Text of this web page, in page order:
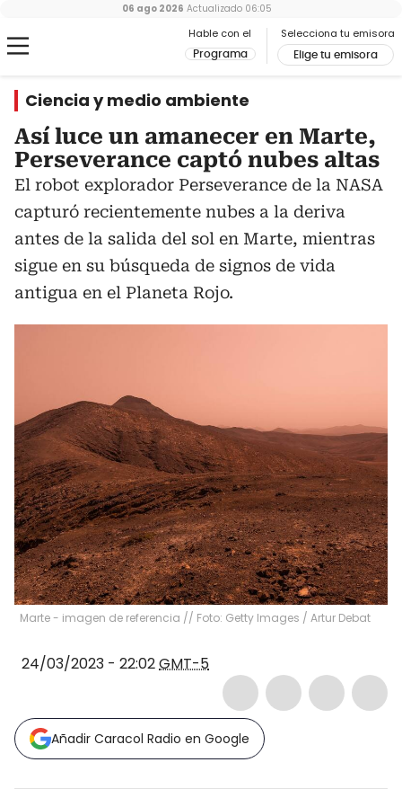
Hable con el
Programa
Selecciona tu emisora
Elige tu emisora
06 ago 2026 Actualizado 06:05
Ciencia y medio ambiente
Así luce un amanecer en Marte,
Perseverance captó nubes altas
El robot explorador Perseverance de la NASA
capturó recientemente nubes a la deriva
antes de la salida del sol en Marte, mientras
sigue en su búsqueda de signos de vida
antigua en el Planeta Rojo.
Marte - imagen de referencia // Foto: Getty Images / Artur Debat
24/03/2023 - 22:02GMT-5
Añadir Caracol Radio en Google